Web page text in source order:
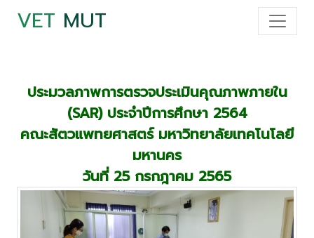
VET MUT
ประมวลภาพการตรวจประเมินคุณภาพภายใน
(SAR) ประจำปีการศึกษา 2564
คณะสัตวแพทยศาสตร์ มหาวิทยาลัยเทคโนโลยี
มหานคร
วันที่ 25 กรกฎาคม 2565